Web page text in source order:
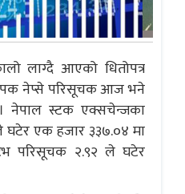
लाग्दै आएको धितोपत्र
नेप्से परिसूचक आज भने
नेपाल स्टक एक्सचेन्जका
घटेर एक हजार ३३७.०४ मा
परिसूचक २.९२ ले घटेर